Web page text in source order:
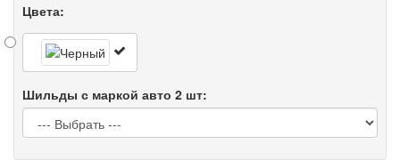
Цвета:
Шильды с маркой авто 2 шт: